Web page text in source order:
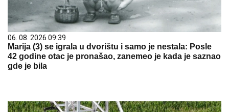
06. 08. 2026 09:39
Marija (3) se igrala u dvorištu i samo je nestala: Posle
42 godine otac je pronašao, zanemeo je kada je saznao
gde je bila